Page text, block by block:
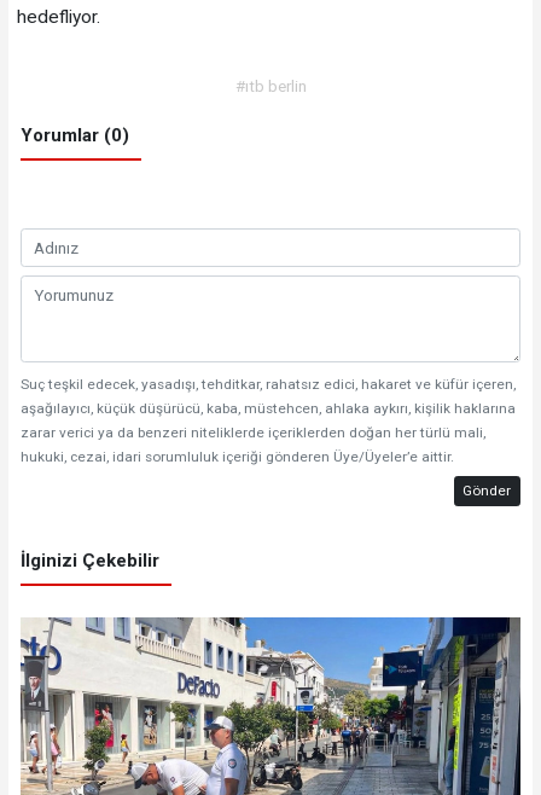
hedefliyor.
#ıtb berlin
Yorumlar (0)
Suç teşkil edecek, yasadışı, tehditkar, rahatsız edici, hakaret ve küfür içeren,
aşağılayıcı, küçük düşürücü, kaba, müstehcen, ahlaka aykırı, kişilik haklarına
zarar verici ya da benzeri niteliklerde içeriklerden doğan her türlü mali,
hukuki, cezai, idari sorumluluk içeriği gönderen Üye/Üyeler’e aittir.
Gönder
İlginizi Çekebilir